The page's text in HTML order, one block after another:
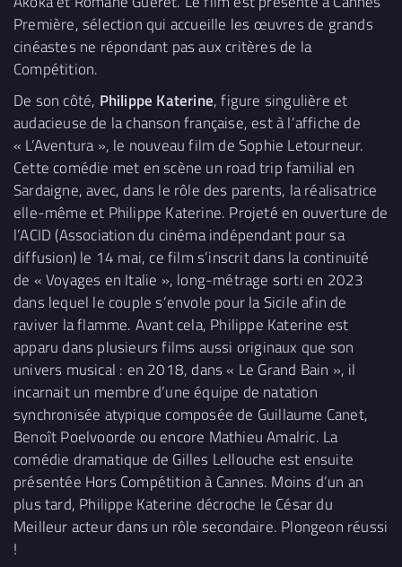
Première, sélection qui accueille les œuvres de grands
cinéastes ne répondant pas aux critères de la
Compétition.
De son côté, Philippe Katerine, figure singulière et
audacieuse de la chanson française, est à l’affiche de
« L’Aventura », le nouveau film de Sophie Letourneur.
Cette comédie met en scène un road trip familial en
Sardaigne, avec, dans le rôle des parents, la réalisatrice
elle-même et Philippe Katerine. Projeté en ouverture de
l’ACID (Association du cinéma indépendant pour sa
diffusion) le 14 mai, ce film s’inscrit dans la continuité
de « Voyages en Italie », long-métrage sorti en 2023
dans lequel le couple s’envole pour la Sicile afin de
raviver la flamme. Avant cela, Philippe Katerine est
apparu dans plusieurs films aussi originaux que son
univers musical : en 2018, dans « Le Grand Bain », il
incarnait un membre d’une équipe de natation
synchronisée atypique composée de Guillaume Canet,
Benoît Poelvoorde ou encore Mathieu Amalric. La
comédie dramatique de Gilles Lellouche est ensuite
présentée Hors Compétition à Cannes. Moins d’un an
plus tard, Philippe Katerine décroche le César du
Meilleur acteur dans un rôle secondaire. Plongeon réussi
!